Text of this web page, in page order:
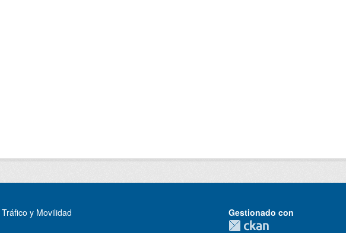
y Movilidad
Gestionado con